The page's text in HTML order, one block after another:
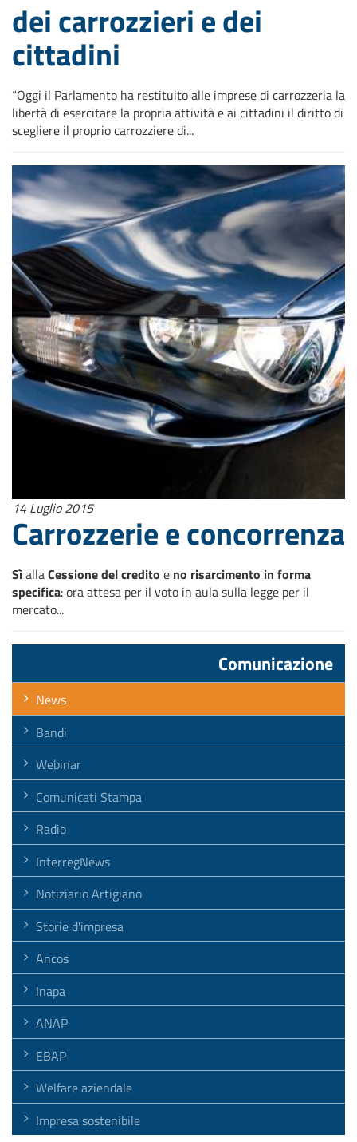
dei carrozzieri e dei
cittadini
“Oggi il Parlamento ha restituito alle imprese di carrozzeria la
libertà di esercitare la propria attività e ai cittadini il diritto di
scegliere il proprio carrozziere di...
14 Luglio 2015
Carrozzerie e concorrenza
SìallaCessione del credito e no risarcimento in forma
specifica: ora attesa per il voto in aula sulla legge per il
mercato...
Comunicazione
News
Bandi
Webinar
Comunicati Stampa
Radio
InterregNews
Notiziario Artigiano
Storie d'impresa
Ancos
Inapa
ANAP
EBAP
Welfare aziendale
Impresa sostenibile